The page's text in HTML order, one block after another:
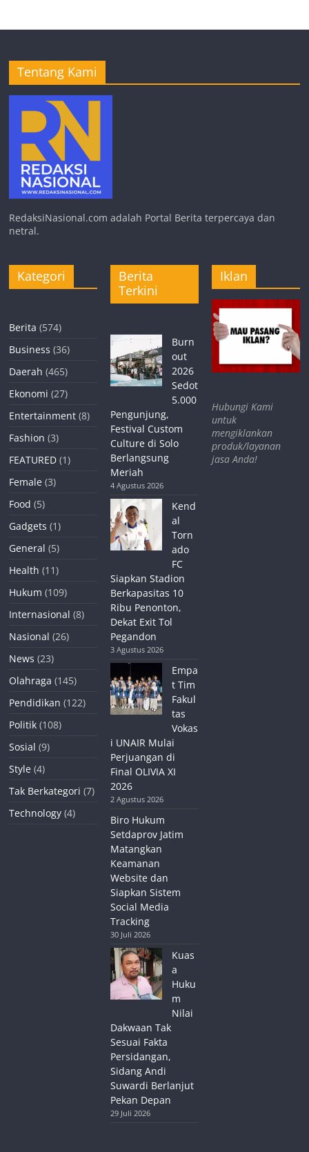
Tentang Kami
RedaksiNasional.com adalah Portal Berita terpercaya dan
netral.
Kategori
Berita (574)
Business (36)
Daerah (465)
Ekonomi (27)
Entertainment (8)
Fashion (3)
FEATURED (1)
Female (3)
Food (5)
Gadgets (1)
General (5)
Health (11)
Hukum (109)
Internasional (8)
Nasional (26)
News (23)
Olahraga (145)
Pendidikan (122)
Politik (108)
Sosial (9)
Style (4)
Tak Berkategori (7)
Technology (4)
Berita
Terkini
Burn
out
2026
Sedot
5.000
Pengunjung,
Festival Custom
Culture di Solo
Berlangsung
Meriah
4 Agustus 2026
Kend
al
Torn
ado
FC
Siapkan Stadion
Berkapasitas 10
Ribu Penonton,
Dekat Exit Tol
Pegandon
3 Agustus 2026
Empa
t Tim
Fakul
tas
Vokas
i UNAIR Mulai
Perjuangan di
Final OLIVIA XI
2026
2 Agustus 2026
Biro Hukum
Setdaprov Jatim
Matangkan
Keamanan
Website dan
Siapkan Sistem
Social Media
Tracking
30 Juli 2026
Kuas
a
Huku
m
Nilai
Dakwaan Tak
Sesuai Fakta
Persidangan,
Sidang Andi
Suwardi Berlanjut
Pekan Depan
29 Juli 2026
Iklan
Hubungi Kami
untuk
mengiklankan
produk/layanan
jasa Anda!